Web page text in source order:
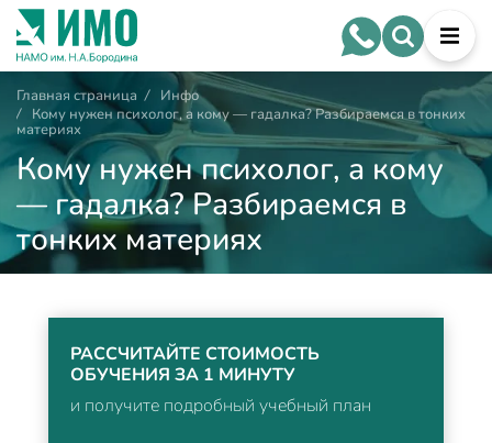
Главная страница /
Инфо
/
Кому нужен психолог, а кому — гадалка? Разбираемся в тонких
материях
Кому нужен психолог, а кому
— гадалка? Разбираемся в
тонких материях
РАССЧИТАЙТЕ СТОИМОСТЬ
ОБУЧЕНИЯ ЗА 1 МИНУТУ
и получите подробный учебный план